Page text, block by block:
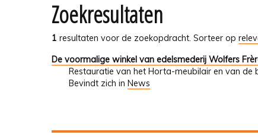
Zoekresultaten
1 resultaten voor de zoekopdracht. Sorteer op
De voormalige winkel van edelsmederij Wolfers
Restauratie van het Horta-meubilair en van
Bevindt zich in News